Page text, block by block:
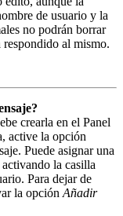
de usuario y la
no podrán borrar
respondido al mismo.
crearla en el Panel
active la opción
Puede asignar una
la casilla
Para dejar de
la opción Añadir